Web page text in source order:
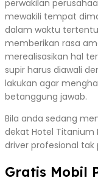
perwakilan
mewakili tempat
dalam waktu
memberikan rasa
merealisasikan hal
supir harus diawali
lakukan agar
betanggung jawab.
Bila anda sedang
dekat Hotel Titanium
driver profesional
Gratis Mobil